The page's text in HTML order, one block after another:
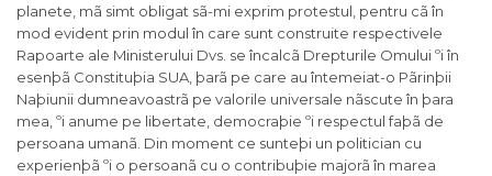
planete, mã simt obligat sã-mi exprim protestul, pentru cã în
mod evident prin modul în care sunt construite respectivele
Rapoarte ale Ministerului Dvs. se încalcã Drepturile Omului ºi în
esenþã Constituþia SUA, þarã pe care au întemeiat-o Pãrinþii
Naþiunii dumneavoastrã pe valorile universale nãscute în þara
mea, ºi anume pe libertate, democraþie ºi respectul faþã de
persoana umanã. Din moment ce sunteþi un politician cu
experienþã ºi o persoanã cu o contribuþie majorã în marea